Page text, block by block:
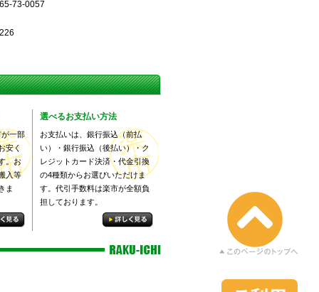
73-0057
選べるお支払い方法
一部
安く
。お
入等
ま
お支払いは、銀行振込（前払
い）・銀行振込（後払い）・ク
レジットカード決済・代金引換
の4種類からお選びいただけま
す。代引手数料は楽市が全額負
担しております。